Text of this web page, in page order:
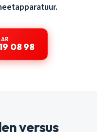
08 98
versus